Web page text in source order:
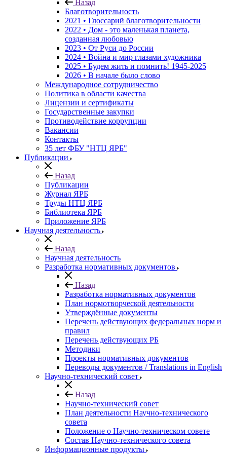
Назад
Благотворительность
2021 • Глоссарий благотворительности
2022 • Дом - это маленькая планета,
созданная любовью
2023 • От Руси до России
2024 • Война и мир глазами художника
2025 • Будем жить и помнить! 1945-2025
2026 • В начале было слово
Международное сотрудничество
Политика в области качества
Лицензии и сертификаты
Государственные закупки
Противодействие коррупции
Вакансии
Контакты
35 лет ФБУ "НТЦ ЯРБ"
Публикации
Назад
Публикации
Журнал ЯРБ
Труды НТЦ ЯРБ
Библиотека ЯРБ
Приложение ЯРБ
Научная деятельность
Назад
Научная деятельность
Разработка нормативных документов
Назад
Разработка нормативных документов
План нормотворческой деятельности
Утверждённые документы
Перечень действующих федеральных норм и
правил
Перечень действующих РБ
Методики
Проекты нормативных документов
Переводы документов / Translations in English
Научно-технический совет
Назад
Научно-технический совет
План деятельности Научно-технического
совета
Положение о Научно-техническом совете
Состав Научно-технического совета
Информационные продукты